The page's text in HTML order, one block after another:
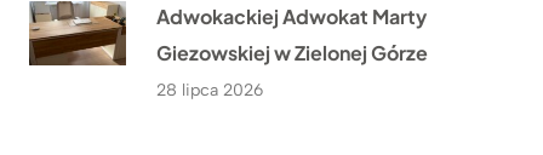
Adwokackiej Adwokat Marty
Giezowskiej w Zielonej Górze
28 lipca 2026